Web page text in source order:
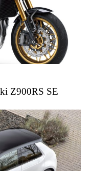
Z900RS SE